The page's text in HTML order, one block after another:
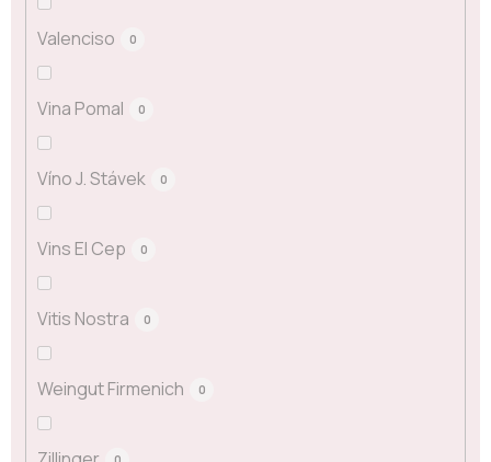
Valenciso 0
Vina Pomal 0
Víno J. Stávek 0
Vins El Cep 0
Vitis Nostra 0
Weingut Firmenich 0